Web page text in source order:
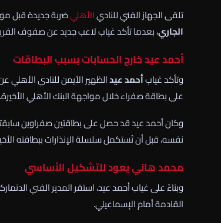
تلقى الجهاز الفني للناديالأهليضربة جديدة قبل
الجاري، بعدما تأكد غياب لاعب جديد عن صفوف
أحمد عيد خارج الحسابات بسبب البطاقات
وتأكد غيابأحمد عيدالظهير الأيمن للنادي الأهلي
على بطاقة صفراء خلال مواجهة البنك الأهلي الأخيرة.
وكان أحمد عيد قد حصل على بطاقتين صفراوين
نفسه، قبل أن تُستكمل سلسلة الإنذارات ببطاقته
محمد هاني يعود للتشكيل الأساسي
وبناءً على غياب أحمد عيد، استقر المدير الفني
القادمة أمام الإسماعيلي.